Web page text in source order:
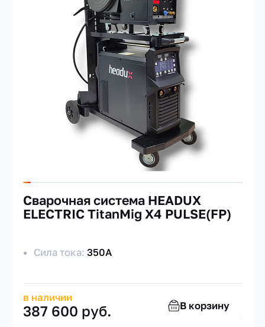
Cварочная система HEADUX
ELECTRIC TitanMig X4 PULSE(FP)
Сила тока:350А
в наличии
387 600 руб. В корзину